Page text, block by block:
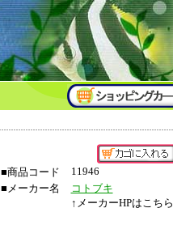
■商品コード
11946
■メーカー名
コトブキ
↑メーカーHPはこちら